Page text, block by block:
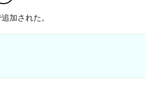
加された。